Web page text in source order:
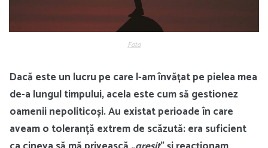
Foto
Dacă este un lucru pe care l-am învățat pe pielea mea
de-a lungul timpului, acela este cum să gestionez
oamenii nepoliticoși. Au existat perioade în care
aveam o toleranță extrem de scăzută: era suficient